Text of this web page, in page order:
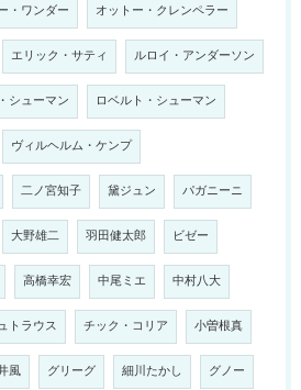
・ワンダー オットー・クレンペラー
エリック・サティ ルロイ・アンダーソン
シューマン ロベルト・シューマン
ヴィルヘルム・ケンプ
二ノ宮知子 黛ジュン パガニーニ
大野雄二 羽田健太郎 ビゼー
高橋幸宏 中尾ミエ 中村八大
トラウス チック・コリア 小曽根真
風 グリーグ 細川たかし グノー